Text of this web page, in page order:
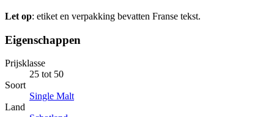
Let op: etiket en verpakking bevatten Franse tekst.
Eigenschappen
Prijsklasse
25 tot 50
Soort
Single Malt
Land